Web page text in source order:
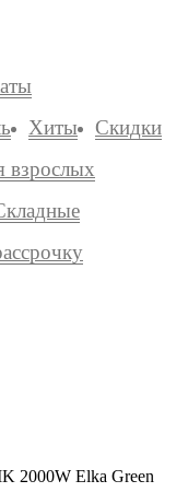
Хиты
Скидки
взрослых
2000W Elka Green